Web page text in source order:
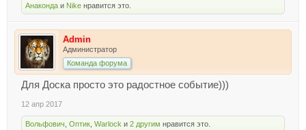
Анаконда и Nike нравится это.
Admin
Администратор
Команда форума
Для Доска просто это радостное событие)))
12 апр 2017
Вольфович Оптик Warlock и 2 другим нравится это.